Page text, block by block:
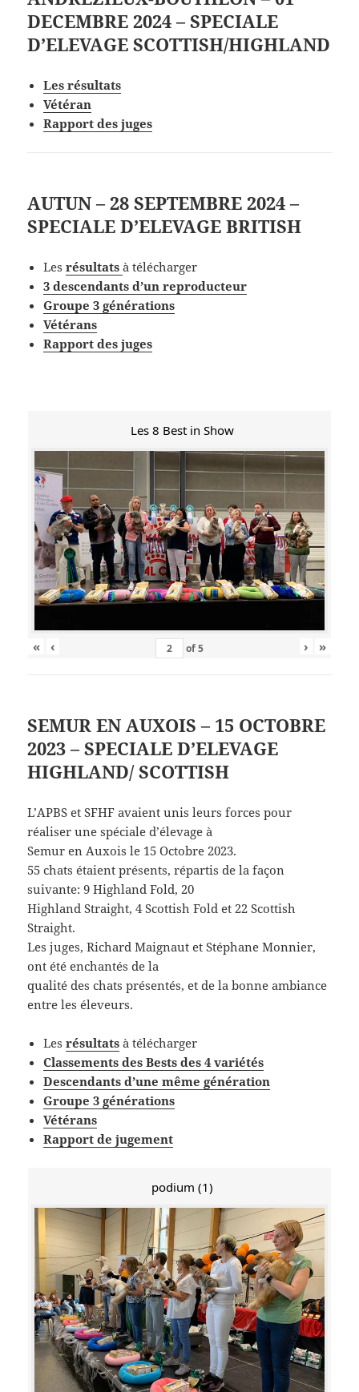
DECEMBRE 2024 – SPECIALE
D’ELEVAGE SCOTTISH/HIGHLAND
Les résultats
Vétéran
Rapport des juges
AUTUN – 28 SEPTEMBRE 2024 –
SPECIALE D’ELEVAGE BRITISH
Lesrésultats à télécharger
3 descendants d’un reproducteur
Groupe 3 générations
Vétérans
Rapport des juges
Les 8 Best in Show
« ‹ of5 › »
SEMUR EN AUXOIS – 15 OCTOBRE
2023 – SPECIALE D’ELEVAGE
HIGHLAND/ SCOTTISH
L’APBS et SFHF avaient unis leurs forces pour
réaliser une spéciale d’élevage à
Semur en Auxois le 15 Octobre 2023.
55 chats étaient présents, répartis de la façon
suivante: 9 Highland Fold, 20
Highland Straight, 4 Scottish Fold et 22 Scottish
Straight.
Les juges, Richard Maignaut et Stéphane Monnier,
ont été enchantés de la
qualité des chats présentés, et de la bonne ambiance
entre les éleveurs.
Lesrésultats à télécharger
Classements des Bests des 4 variétés
Descendants d’une même génération
Groupe 3 générations
Vétérans
Rapport de jugement
podium (1)